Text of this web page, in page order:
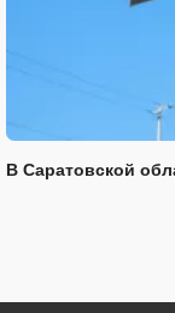
В Саратовской